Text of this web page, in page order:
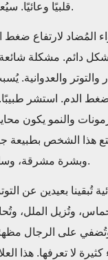
قلبيًا وعائيًا. سيُعزز صحتك وأدائك.
المُضاد لارتفاع ضغط
بشكل دائم. مشكلة
والتوتر والعدوانية.
ضغط الدم. استشر
والنمو يكون
هذا الشخص بطبيعة
وبشرة مشرقة، وسلوك صحي وقوي.
تُبقينا بعيدين عن
وتُزيل الملل،
على الرجال
لا تعرفها. هذا